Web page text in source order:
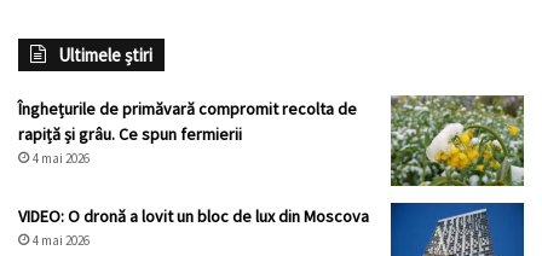
Ultimele știri
Înghețurile de primăvară compromit recolta de
rapiță și grâu. Ce spun fermierii
4 mai 2026
VIDEO: O dronă a lovit un bloc de lux din Moscova
4 mai 2026